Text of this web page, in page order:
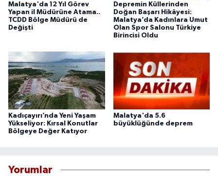
Malatya'da 12 Yıl Görev
Yapan il Müdürüne Atama..
TCDD Bölge Müdürü de
Değişti
Depremin Küllerinden
Doğan Başarı Hikâyesi:
Malatya’da Kadınlara Umut
Olan Spor Salonu Türkiye
Birincisi Oldu
Kadıçayırı’nda Yeni Yaşam
Yükseliyor: Kırsal Konutlar
Bölgeye Değer Katıyor
Malatya'da 5.6
büyüklüğünde deprem
Yorumlar